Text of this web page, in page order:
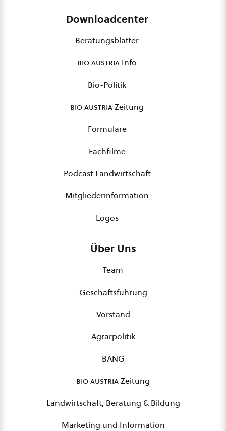
Downloadcenter
Beratungsblätter
bio austria Info
Bio-Politik
bio austriaZeitung
Formulare
Fachfilme
Podcast Landwirtschaft
Mitgliederinformation
Logos
Über Uns
Team
Geschäftsführung
Vorstand
Agrarpolitik
BANG
bio austriaZeitung
Landwirtschaft, Beratung & Bildung
Marketing und Information